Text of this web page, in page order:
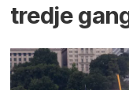
tredje